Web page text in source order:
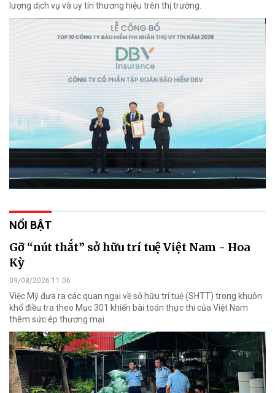
lượng dịch vụ và uy tín thương hiệu trên thị trường.
NỔI BẬT
Gỡ “nút thắt” sở hữu trí tuệ Việt Nam - Hoa
Kỳ
09/08/2026 11:06
Việc Mỹ đưa ra các quan ngại về sở hữu trí tuệ (SHTT) trong khuôn
khổ điều tra theo Mục 301 khiến bài toán thực thi của Việt Nam
thêm sức ép thương mại.